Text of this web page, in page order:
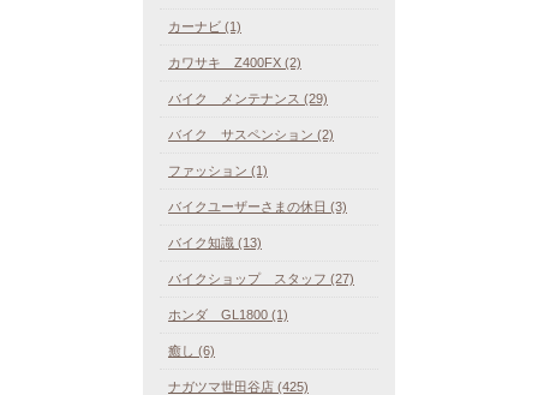
カーナビ (1)
カワサキ Z400FX (2)
バイク メンテナンス (29)
バイク サスペンション (2)
ファッション (1)
バイクユーザーさまの休日 (3)
バイク知識 (13)
バイクショップ スタッフ (27)
ホンダ GL1800 (1)
癒し (6)
ナガツマ世田谷店 (425)